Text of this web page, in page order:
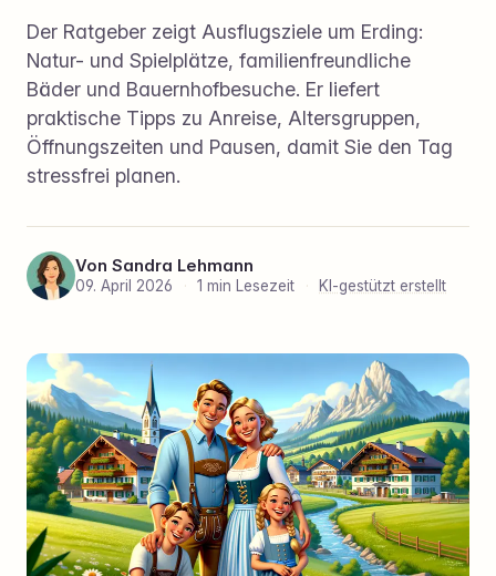
Der Ratgeber zeigt Ausflugsziele um Erding:
Natur- und Spielplätze, familienfreundliche
Bäder und Bauernhofbesuche. Er liefert
praktische Tipps zu Anreise, Altersgruppen,
Öffnungszeiten und Pausen, damit Sie den Tag
stressfrei planen.
Von Sandra Lehmann
09. April 2026 · 1 min Lesezeit · KI-gestützt erstellt